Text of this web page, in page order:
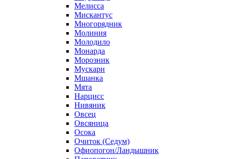
Мелисса
Мискантус
Многорядник
Молиния
Молодило
Монарда
Морозник
Мускари
Мшанка
Мята
Нарцисс
Нивяник
Овсец
Овсяница
Осока
Очиток (Седум)
Офиопогон/Ландышник